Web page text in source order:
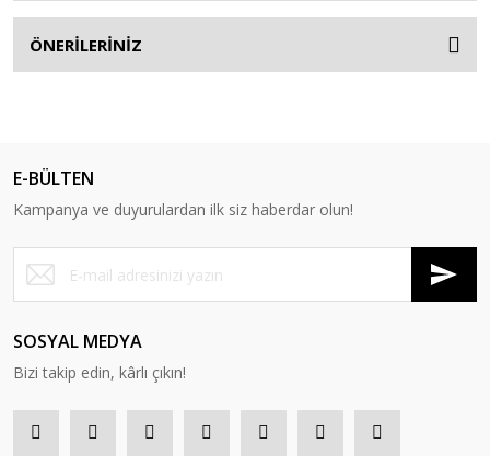
ÖNERİLERİNİZ
E-BÜLTEN
Kampanya ve duyurulardan ilk siz haberdar olun!
SOSYAL MEDYA
Bizi takip edin, kârlı çıkın!